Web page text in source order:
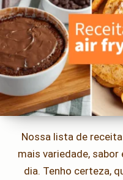
Nossa lista de
mais variedade, sabor
dia. Tenho certeza,